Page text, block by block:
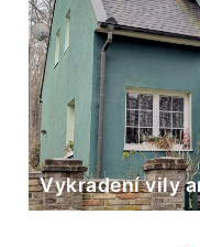
Vykradení vily